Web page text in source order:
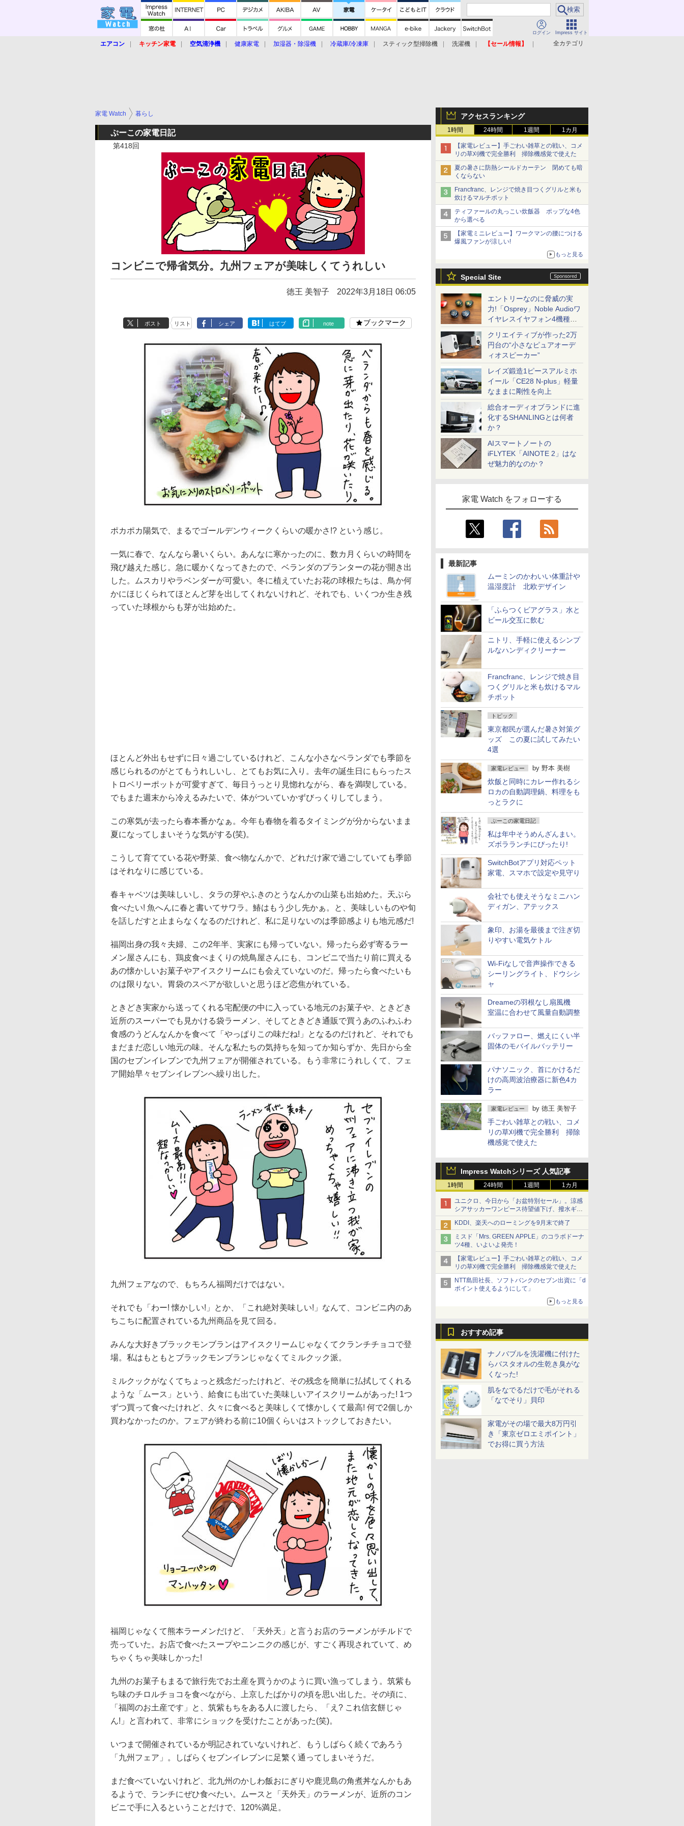
ログイン Impress サイト
全カテゴリ
エアコン キッチン家電 空気清浄機 健康家電 加湿器・除湿機 冷蔵庫/冷凍庫 スティック型掃除機 洗濯機
【セール情報】
アクセスランキング
1時間 24時間 1週間 1カ月
【家電レビュー】手ごわい雑草との戦い、コメ
リの草刈機で完全勝利 掃除機感覚で使えた
夏の暑さに防熱シールドカーテン 閉めても暗
くならない
Francfranc、レンジで焼き目つくグリルと米も
炊けるマルチポット
ティファールの丸っこい炊飯器 ポップな4色
から選べる
【家電ミニレビュー】ワークマンの腰につける
爆風ファンが涼しい!
もっと見る
Special Site
エントリーなのに脅威の実
力!「Osprey」Noble Audioワ
イヤレスイヤフォン4機種を
一気に聴く
クリエイティブが作った2万
円台の“小さなピュアオーデ
ィオスピーカー”
レイズ鍛造1ピースアルミホ
イール「CE28 N-plus」軽量
なままに剛性を向上
総合オーディオブランドに進
化するSHANLINGとは何者
か？
AIスマートノートの
iFLYTEK「AINOTE 2」はな
ぜ魅力的なのか？
家電 Watch をフォローする
最新記事
ムーミンのかわいい体重計や
温湿度計 北欧デザイン
「ふらつくビアグラス」水と
ビール交互に飲む
ニトリ、手軽に使えるシンプ
ルなハンディクリーナー
Francfranc、レンジで焼き目
つくグリルと米も炊けるマル
チポット
トピック
東京都民が選んだ暑さ対策グ
ッズ この夏に試してみたい
4選
家電レビュー by 野本 美樹
炊飯と同時にカレー作れるシ
ロカの自動調理鍋、料理をも
っとラクに
ぷーこの家電日記
私は年中そうめんざんまい。
ズボラランチにぴったり!
SwitchBotアプリ対応ペット
家電、スマホで設定や見守り
会社でも使えそうなミニハン
ディガン、アテックス
象印、お湯を最後まで注ぎ切
りやすい電気ケトル
Wi-Fiなしで音声操作できる
シーリングライト、ドウシシ
ャ
Dreameの羽根なし扇風機
室温に合わせて風量自動調整
バッファロー、燃えにくい半
固体のモバイルバッテリー
パナソニック、首にかけるだ
けの高周波治療器に新色4カ
ラー
家電レビュー by 徳王 美智子
手ごわい雑草との戦い、コメ
リの草刈機で完全勝利 掃除
機感覚で使えた
Impress Watchシリーズ 人気記事
1時間 24時間 1週間 1カ月
ユニクロ、今日から「お盆特別セール」。涼感
シアサッカーワンピース待望値下げ、撥水ギア
ショーツは1990円に
KDDI、楽天へのローミングを9月末で終了
ミスド「Mrs. GREEN APPLE」のコラボドーナ
ツ4種、いよいよ発売！
【家電レビュー】手ごわい雑草との戦い、コメ
リの草刈機で完全勝利 掃除機感覚で使えた
NTT島田社長、ソフトバンクのセブン出資に「d
ポイント使えるようにして」
もっと見る
おすすめ記事
ナノバブルを洗濯機に付けた
らバスタオルの生乾き臭がな
くなった!
肌をなでるだけで毛がそれる
「なでそり」貝印
家電がその場で最大8万円引
き「東京ゼロエミポイント」
でお得に買う方法
家電 Watch 暮らし
ぷーこの家電日記
第418回
コンビニで帰省気分。九州フェアが美味しくてうれしい
徳王 美智子 2022年3月18日 06:05
ポスト リスト シェア はてブ note ブックマーク
ポカポカ陽気で、まるでゴールデンウィークくらいの暖かさ!? という感じ。
一気に春で、なんなら暑いくらい。あんなに寒かったのに、数カ月くらいの時間を
飛び越えた感じ。急に暖かくなってきたので、ベランダのプランターの花が開き出
した。ムスカリやラベンダーが可愛い。冬に植えていたお花の球根たちは、鳥か何
かにほじくられてほとんど芽を出してくれないけれど、それでも、いくつか生き残
っていた球根からも芽が出始めた。
ほとんど外出もせずに日々過ごしているけれど、こんな小さなベランダでも季節を
感じられるのがとてもうれしいし、とてもお気に入り。去年の誕生日にもらったス
トロベリーポットが可愛すぎて、毎日うっとり見惚れながら、春を満喫している。
でもまた週末から冷えるみたいで、体がついていかずびっくりしてしまう。
この寒気が去ったら春本番かなぁ。今年も春物を着るタイミングが分からないまま
夏になってしまいそうな気がする(笑)。
こうして育てている花や野菜、食べ物なんかで、どれだけ家で過ごしていても季節
はそれなりに感じている。
春キャベツは美味しいし、タラの芽やふきのとうなんかの山菜も出始めた。天ぷら
食べたい! 魚へんに春と書いてサワラ。鰆はもう少し先かぁ。と、美味しいものや旬
を話しだすと止まらなくなるのだけれど、私に足りないのは季節感よりも地元感だ!
福岡出身の我々夫婦、この2年半、実家にも帰っていない。帰ったら必ず寄るラー
メン屋さんにも、鶏皮食べまくりの焼鳥屋さんにも、コンビニで当たり前に買える
あの懐かしいお菓子やアイスクリームにも会えていないのだ。帰ったら食べたいも
のは限りない。胃袋のスペアが欲しいと思うほど恋焦がれている。
ときどき実家から送ってくれる宅配便の中に入っている地元のお菓子や、ときどき
近所のスーパーでも見かける袋ラーメン、そしてときどき通販で買うあのふわふわ
食感のうどんなんかを食べて「やっぱりこの味だね!」となるのだけれど、それでも
まだまだ恋しい地元の味。そんな私たちの気持ちを知ってか知らずか、先日から全
国のセブンイレブンで九州フェアが開催されている。もう非常にうれしくて、フェ
ア開始早々セブンイレブンへ繰り出した。
九州フェアなので、もちろん福岡だけではない。
それでも「わー! 懐かしい!」とか、「これ絶対美味しい!」なんて、コンビニ内のあ
ちこちに配置されている九州商品を見て回る。
みんな大好きブラックモンブランはアイスクリームじゃなくてクランチチョコで登
場。私はもともとブラックモンブランじゃなくてミルクック派。
ミルクックがなくてちょっと残念だったけれど、その残念を簡単に払拭してくれる
ような「ムース」という、給食にも出ていた美味しいアイスクリームがあった! 1つ
ずつ買って食べたけれど、久々に食べると美味しくて懐かしくて最高! 何で2個しか
買わなかったのか。フェアが終わる前に10個くらいはストックしておきたい。
福岡じゃなくて熊本ラーメンだけど、「天外天」と言うお店のラーメンがチルドで
売っていた。お店で食べたスープやニンニクの感じが、すごく再現されていて、め
ちゃくちゃ美味しかった!
九州のお菓子もまるで旅行先でお土産を買うかのように買い漁ってしまう。筑紫も
ち味のチロルチョコを食べながら、上京したばかりの頃を思い出した。その頃に、
「福岡のお土産です」と、筑紫もちをある人に渡したら、「え? これ信玄餅じゃ
ん!」と言われて、非常にショックを受けたことがあった(笑)。
いつまで開催されているか明記されていないけれど、もうしばらく続くであろう
「九州フェア」。しばらくセブンイレブンに足繁く通ってしまいそうだ。
まだ食べていないけれど、北九州のかしわ飯おにぎりや鹿児島の角煮丼なんかもあ
るようで、ランチにぜひ食べたい。ムースと「天外天」のラーメンが、近所のコン
ビニで手に入るということだけで、120%満足。